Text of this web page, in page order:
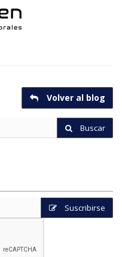
Volver al blog
Buscar
Suscribirse